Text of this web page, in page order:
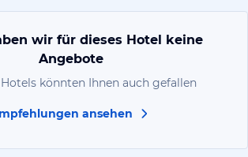
wir für dieses Hotel keine
Angebote
könnten Ihnen auch gefallen
ansehen